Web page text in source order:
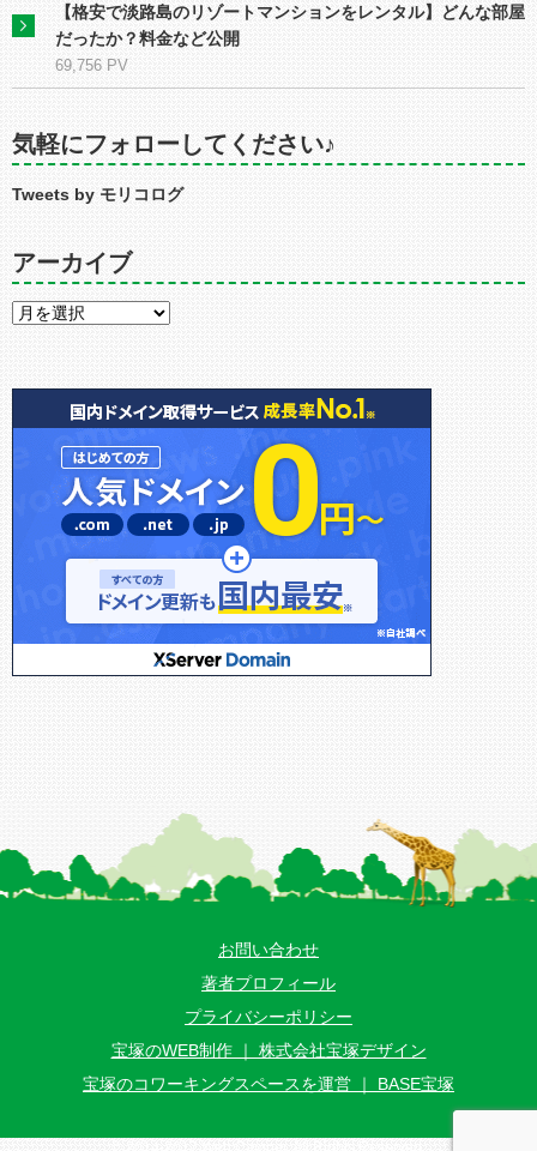
【格安で淡路島のリゾートマンションをレンタル】どんな部屋
だったか？料金など公開
69,756 PV
気軽にフォローしてください♪
Tweets by モリコログ
アーカイブ
ア
イ
お問い合わせ
著者プロフィール
プライバシーポリシー
宝塚のWEB制作 ｜ 株式会社宝塚デザイン
宝塚のコワーキングスペースを運営 ｜ BASE宝塚